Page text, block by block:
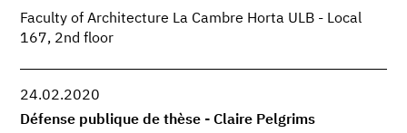
Faculty of Architecture La Cambre Horta ULB - Local
167, 2nd floor
24.02.2020
Défense publique de thèse - Claire Pelgrims